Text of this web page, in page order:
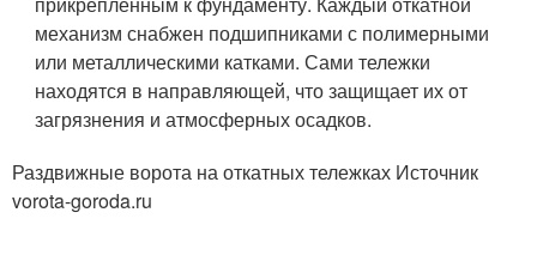
механизм снабжен подшипниками с полимерными
или металлическими катками. Сами тележки
находятся в направляющей, что защищает их от
загрязнения и атмосферных осадков.
Раздвижные ворота на откатных тележках Источник
vorota-goroda.ru